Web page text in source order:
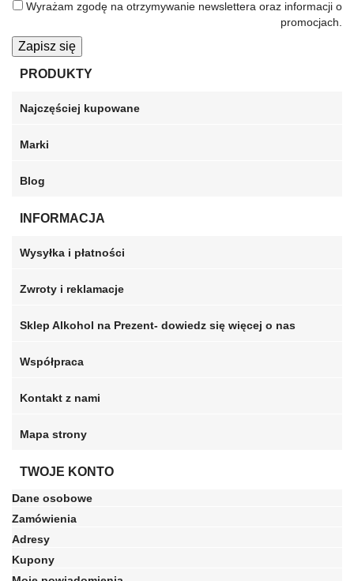
Wyrażam zgodę na otrzymywanie newslettera oraz informacji o
promocjach.
Zapisz się
PRODUKTY
Najczęściej kupowane
Marki
Blog
INFORMACJA
Wysyłka i płatności
Zwroty i reklamacje
Sklep Alkohol na Prezent- dowiedz się więcej o nas
Współpraca
Kontakt z nami
Mapa strony
TWOJE KONTO
Dane osobowe
Zamówienia
Adresy
Kupony